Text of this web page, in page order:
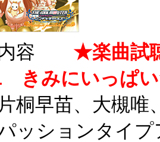
内容 ★楽曲試
きみにいっぱ
桐早苗、大槻唯
ッションタイプ